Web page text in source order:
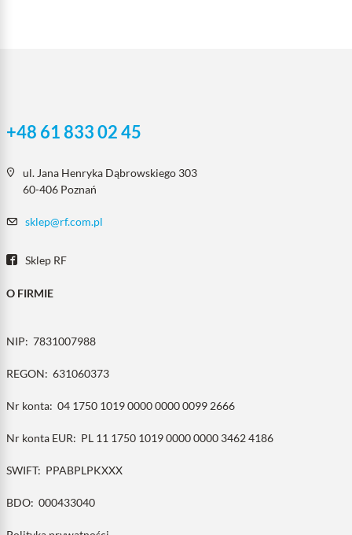
+48 61 833 02 45
ul. Jana Henryka Dąbrowskiego 303
60-406 Poznań
sklep@rf.com.pl
Sklep RF
O FIRMIE
NIP: 7831007988
REGON: 631060373
Nr konta: 04 1750 1019 0000 0000 0099 2666
Nr konta EUR: PL 11 1750 1019 0000 0000 3462 4186
SWIFT: PPABPLPKXXX
BDO: 000433040